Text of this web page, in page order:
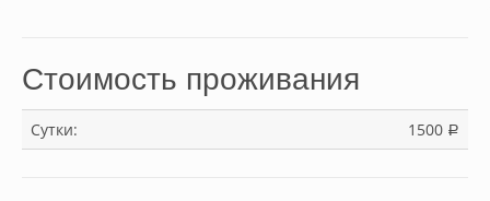
Стоимость проживания
Сутки: 1500 a